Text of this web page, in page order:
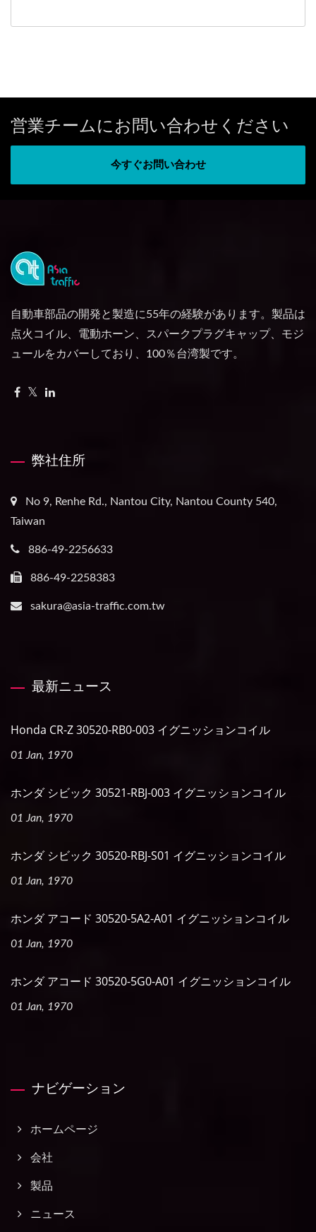
営業チームにお問い合わせください
今すぐお問い合わせ
自動車部品の開発と製造に55年の経験があります。製品は
点火コイル、電動ホーン、スパークプラグキャップ、モジ
ュールをカバーしており、100％台湾製です。
弊社住所
No 9, Renhe Rd., Nantou City, Nantou County 540,
Taiwan
886-49-2256633
886-49-2258383
sakura@asia-traffic.com.tw
最新ニュース
Honda CR-Z 30520-RB0-003 イグニッションコイル
01 Jan, 1970
ホンダ シビック 30521-RBJ-003 イグニッションコイル
01 Jan, 1970
ホンダ シビック 30520-RBJ-S01 イグニッションコイル
01 Jan, 1970
ホンダ アコード 30520-5A2-A01 イグニッションコイル
01 Jan, 1970
ホンダ アコード 30520-5G0-A01 イグニッションコイル
01 Jan, 1970
ナビゲーション
ホームページ
会社
製品
ニュース